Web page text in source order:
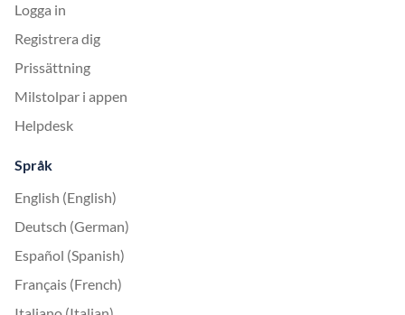
Logga in
Registrera dig
Prissättning
Milstolpar i appen
Helpdesk
Språk
English (English)
Deutsch (German)
Español (Spanish)
Français (French)